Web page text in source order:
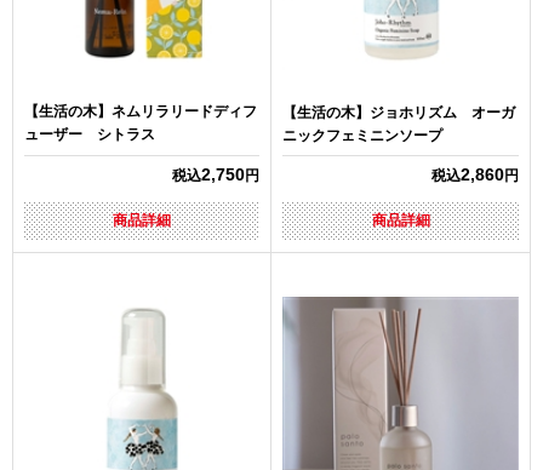
【生活の木】ネムリラリードディフ
ューザー シトラス
税込2,750円
商品詳細
【生活の木】ジョホリズム オーガ
ニックフェミニンソープ
税込2,860円
商品詳細